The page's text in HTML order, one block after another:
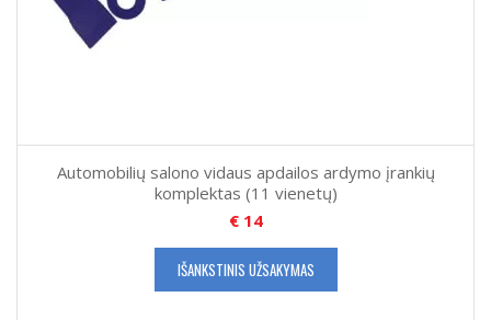
Automobilių salono vidaus apdailos ardymo įrankių
komplektas (11 vienetų)
€14
IŠANKSTINIS UŽSAKYMAS